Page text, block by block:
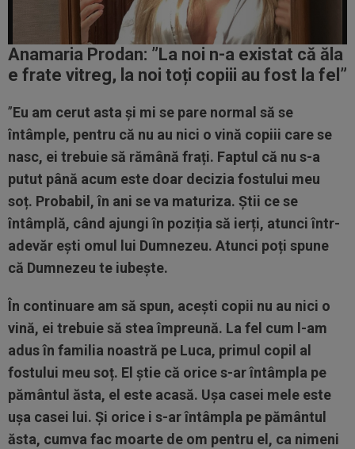
Anamaria Prodan: ”La noi n-a existat că ăla
e frate vitreg, la noi toți copiii au fost la fel ”
”Eu am cerut asta și mi se pare normal să se
întâmple, pentru că nu au nici o vină copiii care se
nasc, ei trebuie să rămână frați. Faptul că nu s-a
putut până acum este doar decizia fostului meu
soț. Probabil, în ani se va maturiza. Știi ce se
întâmplă, când ajungi în poziția să ierți, atunci într-
adevăr ești omul lui Dumnezeu. Atunci poți spune
că Dumnezeu te iubește.
În continuare am să spun, acești copii nu au nici o
vină, ei trebuie să stea împreună. La fel cum l-am
adus în familia noastră pe Luca, primul copil al
fostului meu soț. El știe că orice s-ar întâmpla pe
pământul ăsta, el este acasă. Ușa casei mele este
ușa casei lui. Și orice i s-ar întâmpla pe pământul
ăsta, cumva fac moarte de om pentru el, ca nimeni